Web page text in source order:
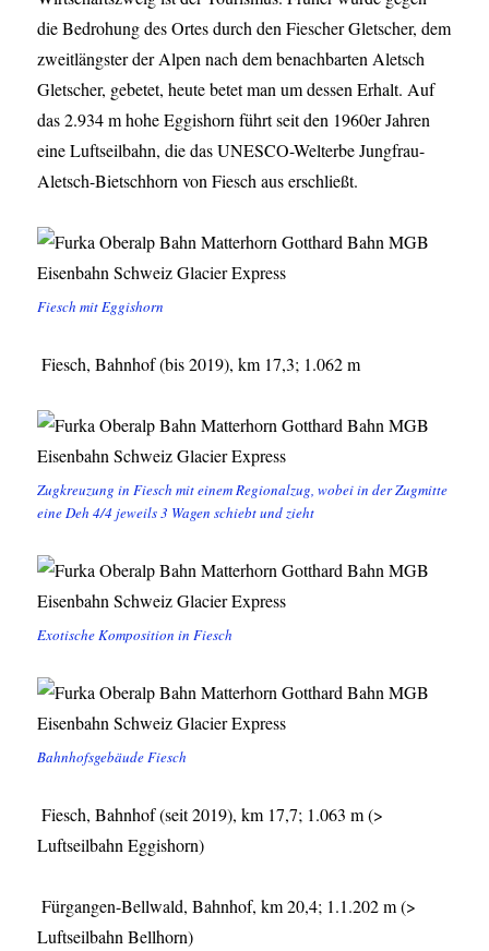
die Bedrohung des Ortes durch den Fiescher Gletscher, dem
zweitlängster der Alpen nach dem benachbarten Aletsch
Gletscher, gebetet, heute betet man um dessen Erhalt. Auf
das 2.934 m hohe Eggishorn führt seit den 1960er Jahren
eine Luftseilbahn, die das UNESCO-Welterbe Jungfrau-
Aletsch-Bietschhorn von Fiesch aus erschließt.
Fiesch mit Eggishorn
Fiesch, Bahnhof (bis 2019), km 17,3; 1.062 m
Zugkreuzung in Fiesch mit einem Regionalzug, wobei in der Zugmitte
eine Deh 4/4 jeweils 3 Wagen schiebt und zieht
Exotische Komposition in Fiesch
Bahnhofsgebäude Fiesch
Fiesch, Bahnhof (seit 2019), km 17,7; 1.063 m (>
Luftseilbahn Eggishorn)
Fürgangen-Bellwald, Bahnhof, km 20,4; 1.1.202 m (>
Luftseilbahn Bellhorn)